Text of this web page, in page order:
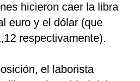
hicieron caer la libra
euro y el dólar (que
respectivamente).
el laborista